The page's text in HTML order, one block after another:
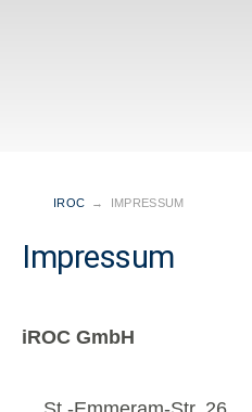
IROC → IMPRESSUM
Impressum
iROC GmbH